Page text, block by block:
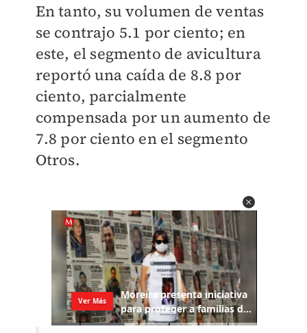
En tanto, su volumen de ventas
se contrajo 5.1 por ciento; en
este, el segmento de avicultura
reportó una caída de 8.8 por
ciento, parcialmente
compensada por un aumento de
7.8 por ciento en el segmento
Otros.